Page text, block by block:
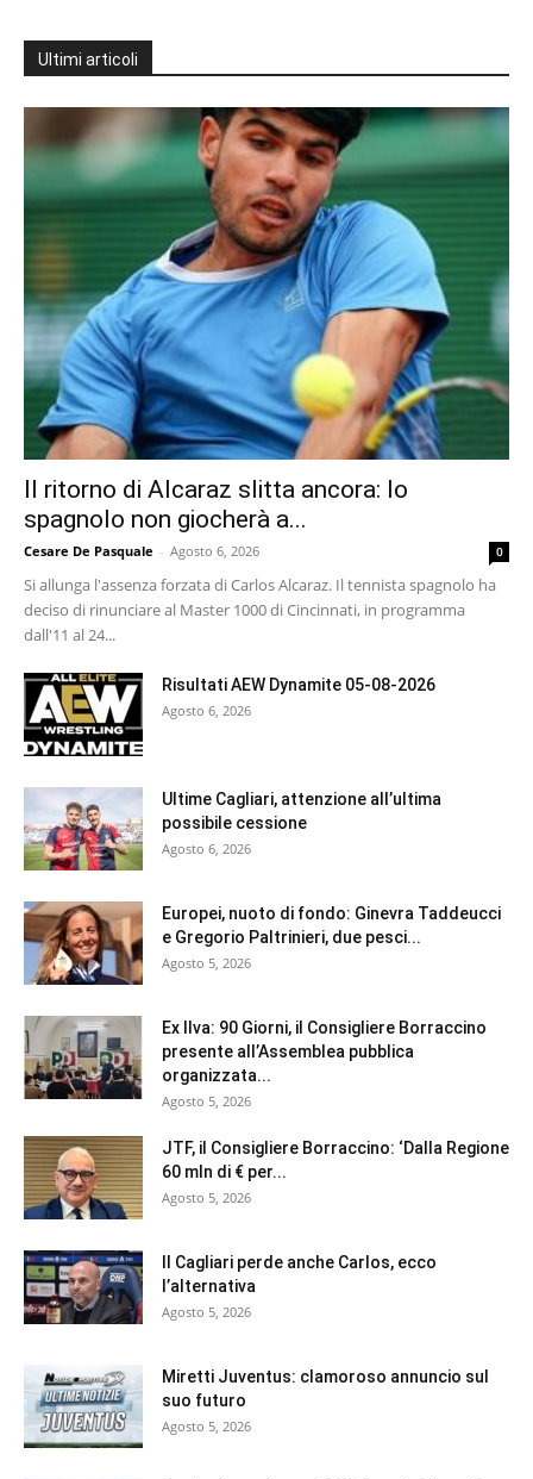
Ultimi articoli
Il ritorno di Alcaraz slitta ancora: lo
spagnolo non giocherà a...
Cesare De Pasquale - Agosto 6, 2026 0
Si allunga l'assenza forzata di Carlos Alcaraz. Il tennista spagnolo ha
deciso di rinunciare al Master 1000 di Cincinnati, in programma
dall'11 al 24...
Risultati AEW Dynamite 05-08-2026
Agosto 6, 2026
Ultime Cagliari, attenzione all’ultima
possibile cessione
Agosto 6, 2026
Europei, nuoto di fondo: Ginevra Taddeucci
e Gregorio Paltrinieri, due pesci...
Agosto 5, 2026
Ex Ilva: 90 Giorni, il Consigliere Borraccino
presente all’Assemblea pubblica
organizzata...
Agosto 5, 2026
JTF, il Consigliere Borraccino: ‘Dalla Regione
60 mln di € per...
Agosto 5, 2026
Il Cagliari perde anche Carlos, ecco
l’alternativa
Agosto 5, 2026
Miretti Juventus: clamoroso annuncio sul
suo futuro
Agosto 5, 2026